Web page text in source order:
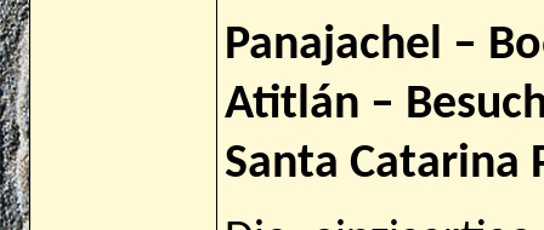
Panajachel –
Atitlán –
Santa Catarina